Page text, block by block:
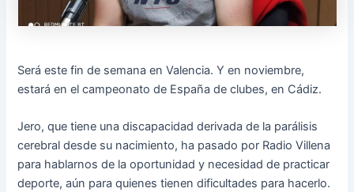
Será este fin de semana en Valencia. Y en noviembre,
estará en el campeonato de España de clubes, en Cádiz.
Jero, que tiene una discapacidad derivada de la parálisis
cerebral desde su nacimiento, ha pasado por Radio Villena
para hablarnos de la oportunidad y necesidad de practicar
deporte, aún para quienes tienen dificultades para hacerlo.